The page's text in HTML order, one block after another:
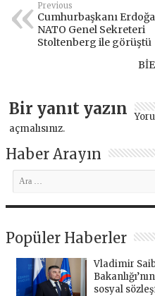
Previous
Cumhurbaşkanı
NATO Genel Sekreteri
Stoltenberg ile görüştü
Bir yanıt yazın
açmalısınız.
Haber Arayın
Popüler Haberler
Vladimir
sosyal